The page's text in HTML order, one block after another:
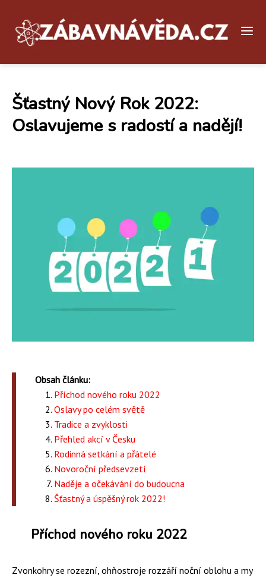
Šťastný Nový Rok 2022:
Oslavujeme s radostí a nadějí!
Obsah článku:
Příchod nového roku 2022
Oslavy po celém světě
Tradice a zvyklosti
Přehled akcí v Česku
Rodinná setkání a přátelé
Novoroční předsevzetí
Naděje a očekávání do budoucna
Šťastný a úspěšný rok 2022!
Příchod nového roku 2022
Zvonkohry se rozezní, ohňostroje rozzáří noční oblohu a my